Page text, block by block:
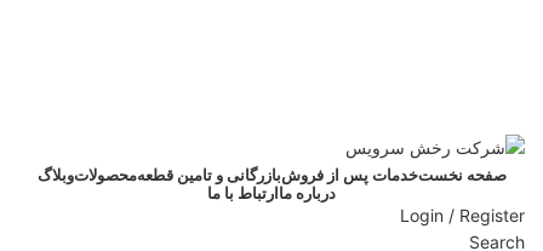
صفحه نخستخدمات پس از فروشبازرگانی و تامین قطعهمحصولاتوبلاگ
درباره ماارتباط با ما
Login / Register
Search